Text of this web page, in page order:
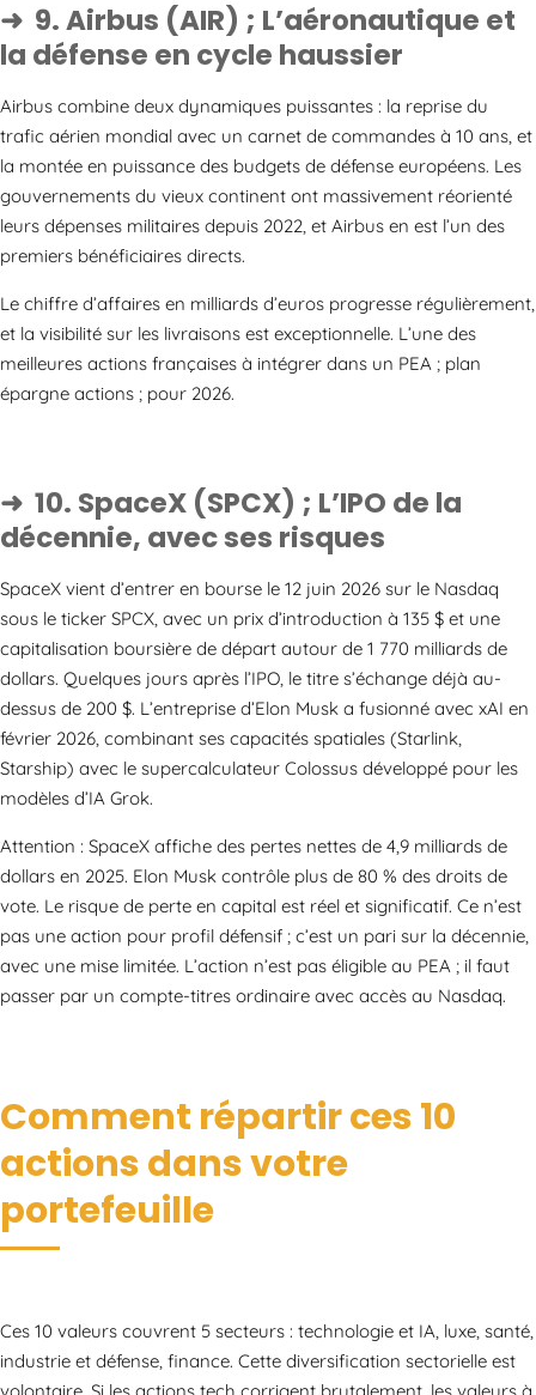
9. Airbus (AIR) ; L’aéronautique et
la défense en cycle haussier
Airbus combine deux dynamiques puissantes : la reprise du
trafic aérien mondial avec un carnet de commandes à 10 ans, et
la montée en puissance des budgets de défense européens. Les
gouvernements du vieux continent ont massivement réorienté
leurs dépenses militaires depuis 2022, et Airbus en est l’un des
premiers bénéficiaires directs.
Le chiffre d’affaires en milliards d’euros progresse régulièrement,
et la visibilité sur les livraisons est exceptionnelle. L’une des
meilleures actions françaises à intégrer dans un PEA ; plan
épargne actions ; pour 2026.
10. SpaceX (SPCX) ; L’IPO de la
décennie, avec ses risques
SpaceX vient d’entrer en bourse le 12 juin 2026 sur le Nasdaq
sous le ticker SPCX, avec un prix d’introduction à 135 $ et une
capitalisation boursière de départ autour de 1 770 milliards de
dollars. Quelques jours après l’IPO, le titre s’échange déjà au-
dessus de 200 $. L’entreprise d’Elon Musk a fusionné avec xAI en
février 2026, combinant ses capacités spatiales (Starlink,
Starship) avec le supercalculateur Colossus développé pour les
modèles d’IA Grok.
Attention : SpaceX affiche des pertes nettes de 4,9 milliards de
dollars en 2025. Elon Musk contrôle plus de 80 % des droits de
vote. Le risque de perte en capital est réel et significatif. Ce n’est
pas une action pour profil défensif ; c’est un pari sur la décennie,
avec une mise limitée. L’action n’est pas éligible au PEA ; il faut
passer par un compte-titres ordinaire avec accès au Nasdaq.
Comment répartir ces 10
actions dans votre
portefeuille
Ces 10 valeurs couvrent 5 secteurs : technologie et IA, luxe, santé,
industrie et défense, finance. Cette diversification sectorielle est